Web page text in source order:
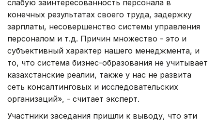
слабую заинтересованность персонала в
конечных результатах своего труда, задержку
зарплаты, несовершенство системы управления
персоналом и т.д. Причин множество - это и
субъективный характер нашего менеджмента, и
то, что система бизнес-образования не учитывает
казахстанские реалии, также у нас не развита
сеть консалтинговых и исследовательских
организаций», - считает эксперт.
Участники заседания пришли к выводу, что эти